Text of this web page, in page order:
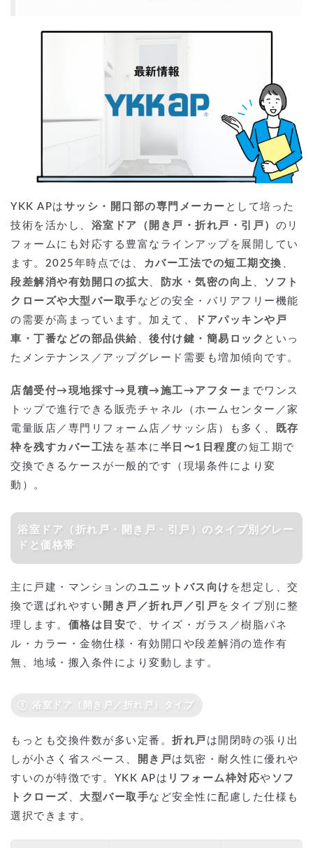
YKK AP 浴室ドアの口コミ人気ランキング
YKK AP認定施工店・パートナーに依頼する場合
サッシ業者やリフォーム会社に依頼する場合
補助金を上手に使うコツ：一括見積もりの活用
YKK APの浴室ドア交換より安価で依頼するには？
YKK APは サッシ・開口部の専門メーカー として培った
技術を活かし、 浴室ドア（開き戸・折れ戸・引戸） のリ
フォームにも対応する豊富なラインアップを展開してい
ます。2025年時点では、
カバー工法での短工期交換
段差解消や有効開口の拡大
防水・気密の向上
ソフト
クローズや大型バー取手 などの安全・バリアフリー機能
の需要が高まっています。加えて、
ドアパッキンや戸
車・丁番などの部品供給
後付け鍵・簡易ロック といっ
たメンテナンス／アップグレード需要も増加傾向です。
店舗受付→現地採寸→見積→施工→アフター までワンス
トップで進行できる販売チャネル（ホームセンター／家
電量販店／専門リフォーム店／サッシ店）も多く、
既存
枠を残すカバー工法 を基本に 半日〜1日程度の短工期で
交換できるケースが一般的です（現場条件により変
動）。
浴室ドア（折れ戸・開き戸・引戸）のタイプ別グレー
ドと価格帯
主に戸建・マンションのユニットバス向け を想定し、交
換で選ばれやすい 開き戸／折れ戸／引戸 をタイプ別に整
理します。 価格は目安で、サイズ・ガラス／樹脂パネ
ル・カラー・金物仕様・有効開口や段差解消の造作有
無、地域・搬入条件により変動します。
① 浴室ドア（開き戸／折れ戸）タイプ
もっとも交換件数が多い定番。 折れ戸 は開閉時の張り出
しが小さく省スペース、
開き戸 は気密・耐久性に優れや
すいのが特徴です。YKK APは リフォーム枠対応や ソフ
トクローズ
大型バー取手など安全性に配慮した仕様も
選択できます。